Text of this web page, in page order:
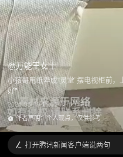
@万能王女士
小孩哥用纸弄成“灵堂”摆电视柜前，
好”
2026-05-29 15:01 发布于湖北
作者声明：个人观点，仅供参考
打开腾讯新闻客户端说两句